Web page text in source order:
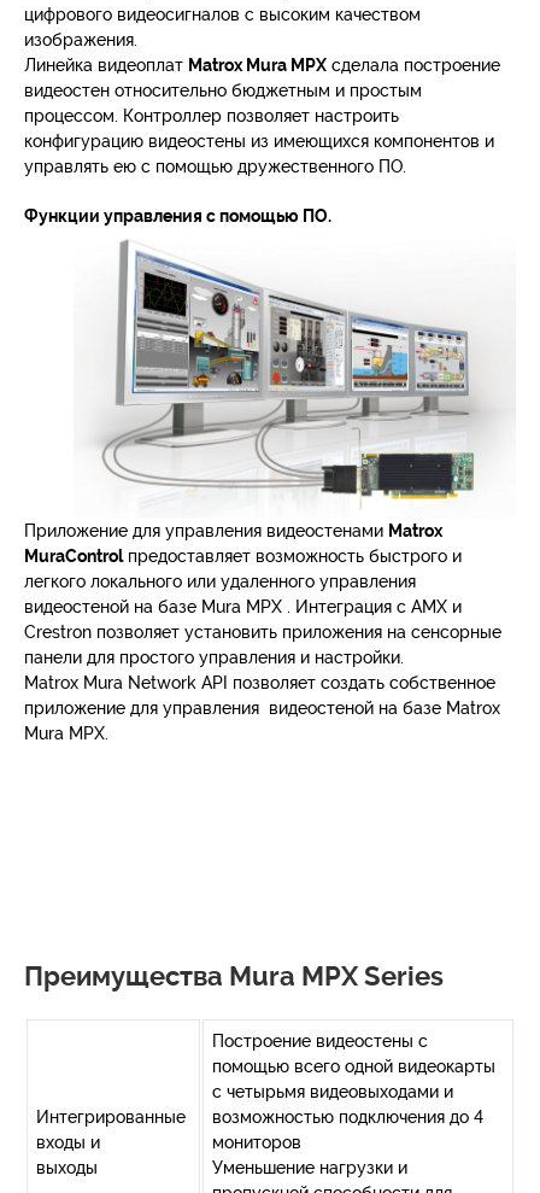
цифрового видеосигналов с высоким качеством
изображения.
Линейка видеоплат Matrox Mura MPX сделала построение
видеостен относительно бюджетным и простым
процессом. Контроллер позволяет настроить
конфигурацию видеостены из имеющихся компонентов и
управлять ею с помощью дружественного ПО.
Функции управления с помощью ПО.
Приложение для управления видеостенами Matrox
MuraControlпредоставляет возможность быстрого и
легкого локального или удаленного управления
видеостеной на базе Mura MPX . Интеграция с AMX и
Crestron позволяет установить приложения на сенсорные
панели для простого управления и настройки.
Matrox Mura Network API позволяет создать собственное
приложение для управления видеостеной на базе Matrox
Mura MPX.
Преимущества Mura MPX Series
Интегрированные
входы и
выходы
Построение видеостены с
помощью всего одной видеокарты
с четырьмя видеовыходами и
возможностью подключения до 4
мониторов
Уменьшение нагрузки и